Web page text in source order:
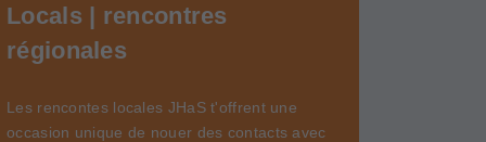
Locals | rencontres
régionales
Les rencontes locales JHaS t'offrent une
occasion unique de nouer des contacts avec